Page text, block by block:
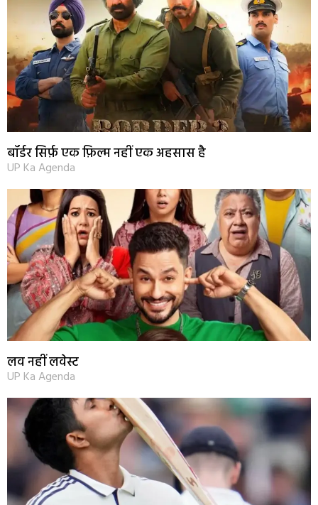
बॉर्डर सिर्फ़ एक फ़िल्म नहीं एक अहसास है
UP Ka Agenda
लव नहीं लवेस्ट
UP Ka Agenda